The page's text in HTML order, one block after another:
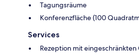
Tagungsräume
Konferenzfläche (100
Services
Rezeption mit